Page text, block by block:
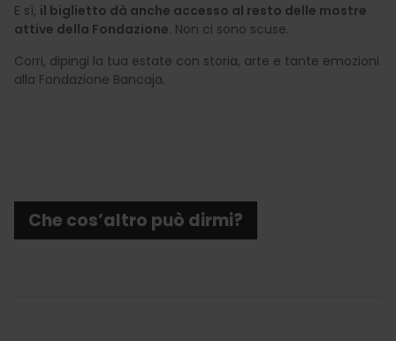
E sì, il biglietto dà anche accesso al resto delle mostre
attive della Fondazione. Non ci sono scuse.
Corri, dipingi la tua estate con storia, arte e tante emozioni
alla Fondazione Bancaja.
Che cos’altro può dirmi?